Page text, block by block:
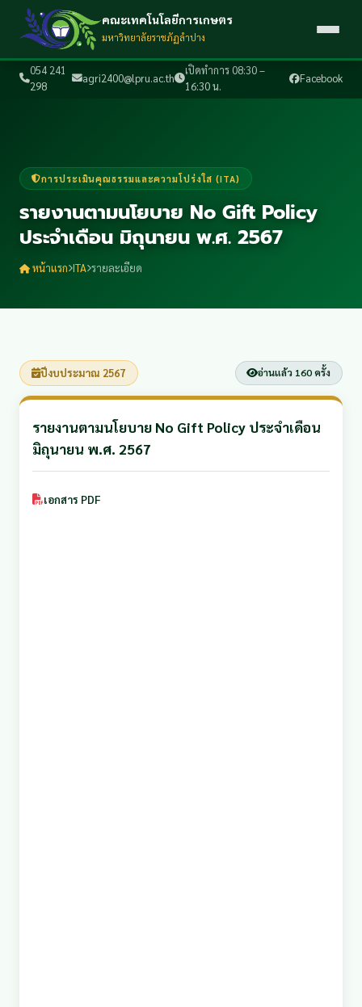
054 241
298
agri2400@lpru.ac.th
เปิดทำการ 08:30 –
16:30 น.
Facebook
คณะเทคโนโลยีการเกษตร
มหาวิทยาลัยราชภัฏลำปาง
การประเมินคุณธรรมและความโปร่งใส (ITA)
รายงานตามนโยบาย No Gift Policy
ประจำเดือน มิถุนายน พ.ศ. 2567
หน้าแรก ITA รายละเอียด
ปีงบประมาณ 2567 อ่านแล้ว 160 ครั้ง
รายงานตามนโยบาย No Gift Policy ประจำเดือน
มิถุนายน พ.ศ. 2567
เอกสาร PDF